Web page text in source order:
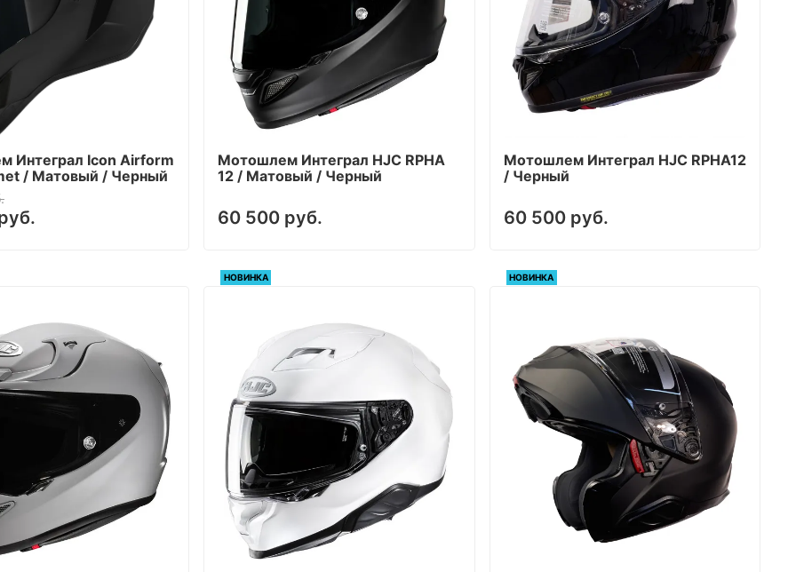
Интеграл Icon Airform
/ Матовый / Черный
Мотошлем Интеграл HJC RPHA
12 / Матовый / Черный
60 500 руб.
Мотошлем Интеграл HJC RPHA12
/ Черный
60 500 руб.
НОВИНКА НОВИНКА